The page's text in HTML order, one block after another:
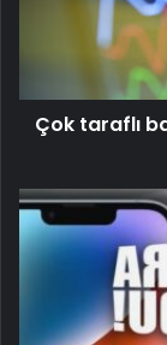
Çok taraflı